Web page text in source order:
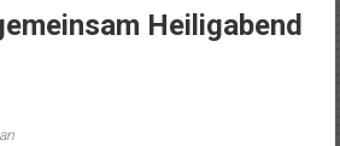
Heiligabend